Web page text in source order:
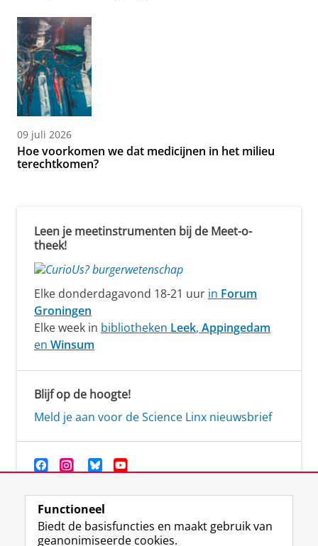
09 juli 2026
Hoe voorkomen we dat medicijnen in het milieu
terechtkomen?
Leen je meetinstrumenten bij de Meet-o-
theek!
Elke donderdagavond 18-21 uur in Forum
Groningen
Elke week in bibliotheken Leek, Appingedam
en Winsum
Blijf op de hoogte!
Meld je aan voor de Science Linx nieuwsbrief
Functioneel
Biedt de basisfuncties en maakt gebruik van
geanonimiseerde cookies.